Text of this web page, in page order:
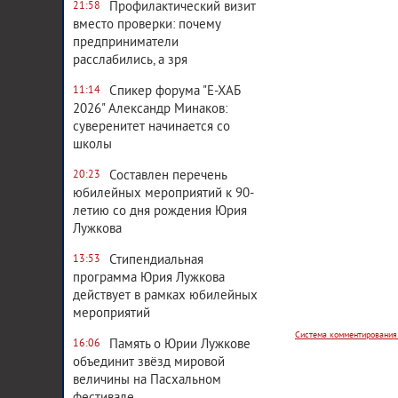
21:58
Профилактический визит
вместо проверки: почему
предприниматели
расслабились, а зря
11:14
Спикер форума "Е-ХАБ
2026" Александр Минаков:
суверенитет начинается со
школы
20:23
Составлен перечень
юбилейных мероприятий к 90-
летию со дня рождения Юрия
Лужкова
13:53
Стипендиальная
программа Юрия Лужкова
действует в рамках юбилейных
мероприятий
16:06
Память о Юрии Лужкове
объединит звёзд мировой
величины на Пасхальном